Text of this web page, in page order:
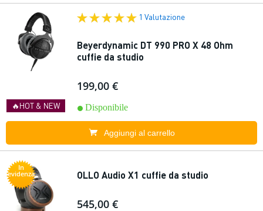
🔥HOT & NEW
1 Valutazione
Beyerdynamic DT 990 PRO X 48 Ohm
cuffie da studio
199,00 €
Disponibile
Aggiungi al carrello
In
evidenza OLLO Audio X1 cuffie da studio
545,00 €